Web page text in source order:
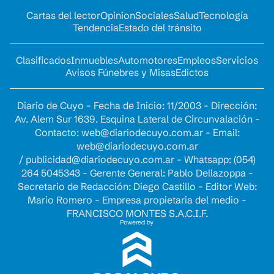
Cartas del lectorOpinionSocialesSaludTecnología
TendenciaEstado del tránsito
ClasificadosInmueblesAutomotoresEmpleosServicios
Avisos Fúnebres y MisasEdictos
Diario de Cuyo - Fecha de Inicio: 11/2003 - Dirección:
Av. Alem Sur 1639. Esquina Lateral de Circunvalación -
Contacto: web@diariodecuyo.com.ar- Email:
web@diariodecuyo.com.ar
/ publicidad@diariodecuyo.com.ar- Whatsapp: (054)
264 5045343 - Gerente General: Pablo Dellazoppa -
Secretario de Redacción: Diego Castillo - Editor Web:
Mario Romero - Empresa propietaria del medio -
FRANCISCO MONTES S.A.C.I.F.